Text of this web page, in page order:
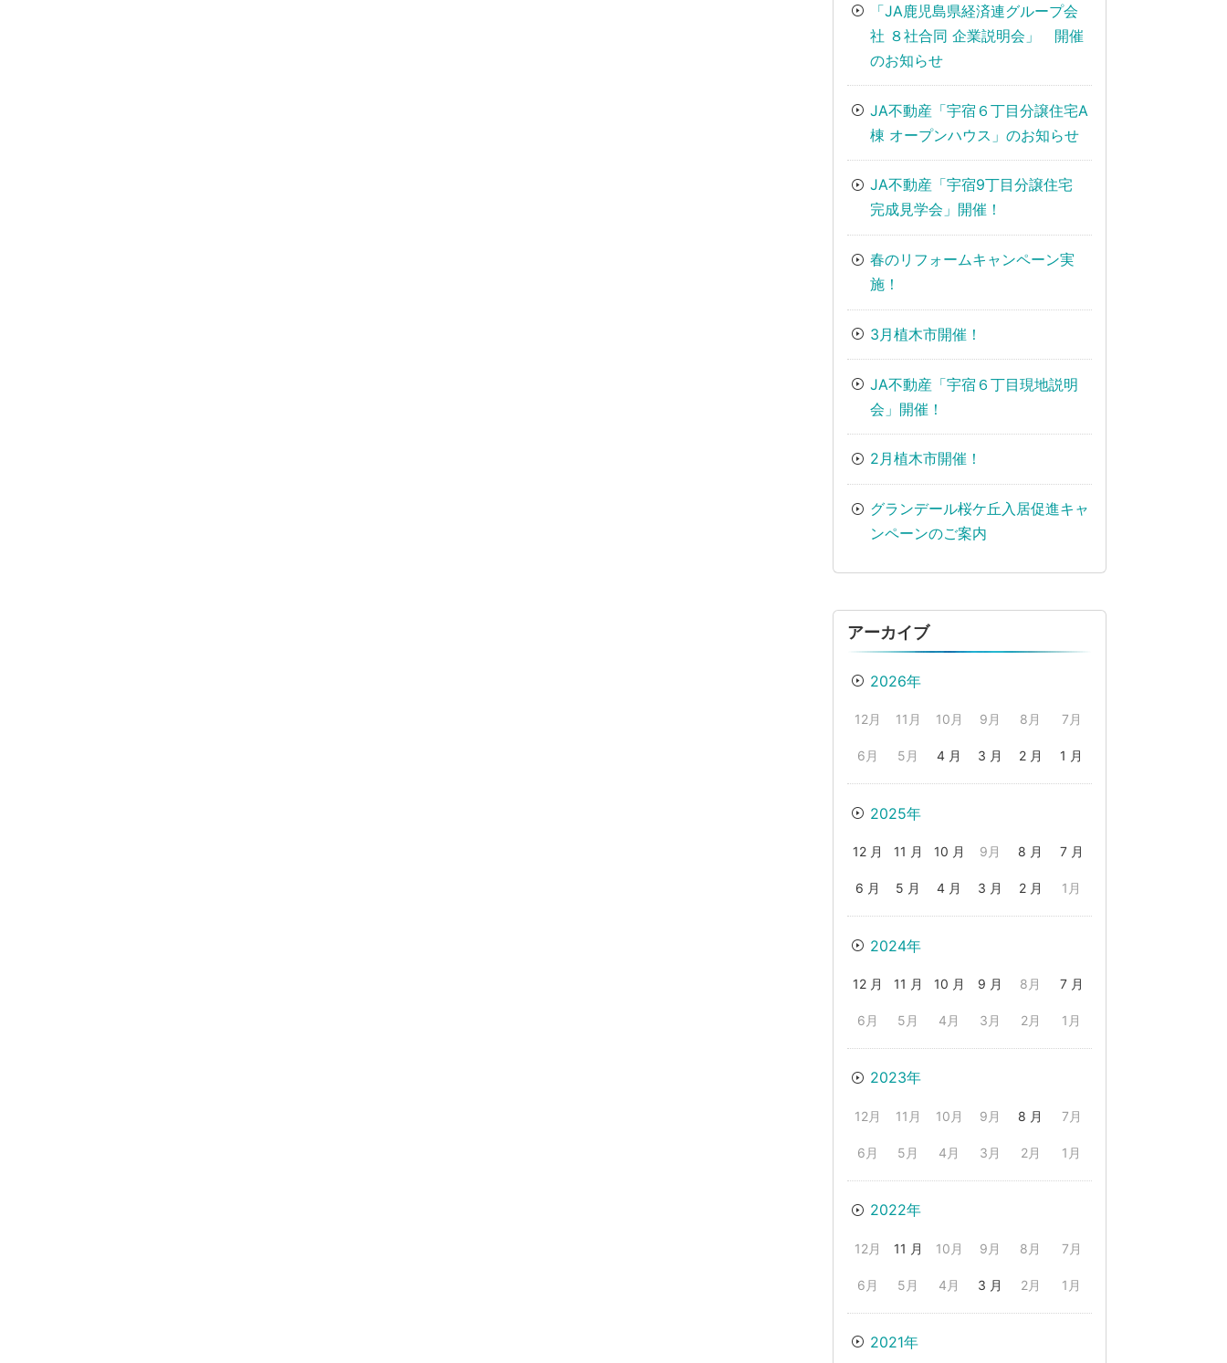
「JA鹿児島県経済連グループ会
社 ８社合同 企業説明会」 開催
のお知らせ
JA不動産「宇宿６丁目分譲住宅A
棟 オープンハウス」のお知らせ
JA不動産「宇宿9丁目分譲住宅
完成見学会」開催！
春のリフォームキャンペーン実
施！
3月植木市開催！
JA不動産「宇宿６丁目現地説明
会」開催！
2月植木市開催！
グランデール桜ケ丘入居促進キャ
ンペーンのご案内
アーカイブ
2026年
12月 11月 10月 9月 8月 7月
6月 5月 4 月 3 月 2 月 1 月
2025年
12 月 11 月 10 月 9月 8 月 7 月
6 月 5 月 4 月 3 月 2 月 1月
2024年
12 月 11 月 10 月 9 月 8月 7 月
6月 5月 4月 3月 2月 1月
2023年
12月 11月 10月 9月 8 月 7月
6月 5月 4月 3月 2月 1月
2022年
12月 11 月 10月 9月 8月 7月
6月 5月 4月 3 月 2月 1月
2021年